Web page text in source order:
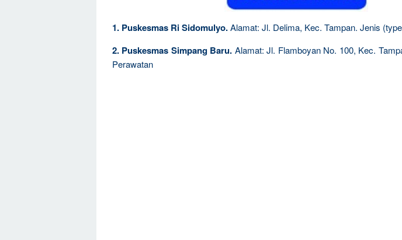
1. Puskesmas Ri Sidomulyo.Alamat: Jl. Delima, Kec. Tampan. Jenis
2. Puskesmas Simpang Baru. Alamat: Jl. Flamboyan No. 100, Kec.
Perawatan